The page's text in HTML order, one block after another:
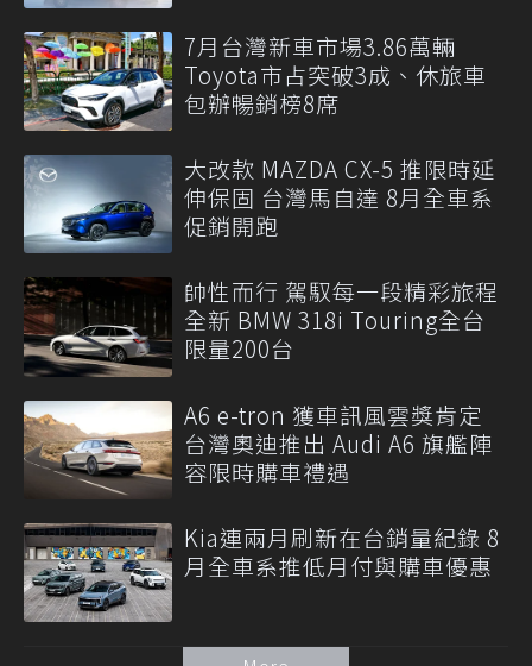
7月台灣新車市場3.86萬輛
Toyota市占突破3成、休旅車
包辦暢銷榜8席
大改款 MAZDA CX-5 推限時延
伸保固 台灣馬自達 8月全車系
促銷開跑
帥性而行 駕馭每一段精彩旅程
全新 BMW 318i Touring全台
限量200台
A6 e-tron 獲車訊風雲獎肯定
台灣奧迪推出 Audi A6 旗艦陣
容限時購車禮遇
Kia連兩月刷新在台銷量紀錄 8
月全車系推低月付與購車優惠